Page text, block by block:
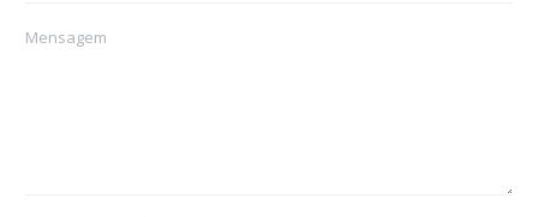
Mensagem